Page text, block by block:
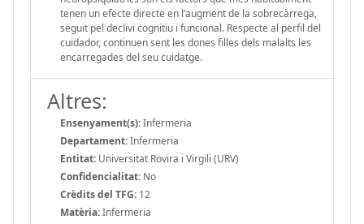
tenen un efecte directe en l’augment de la sobrecàrrega,
seguit pel declivi cognitiu i funcional. Respecte al perfil del
cuidador, continuen sent les dones filles dels malalts les
encarregades del seu cuidatge.
Altres:
Ensenyament(s):Infermeria
Departament:Infermeria
Entitat: Universitat Rovira i Virgili (URV)
Confidencialitat: No
Crèdits del TFG: 12
Matèria:Infermeria